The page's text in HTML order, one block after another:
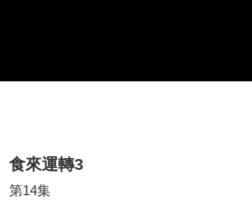
食來運轉3
第14集